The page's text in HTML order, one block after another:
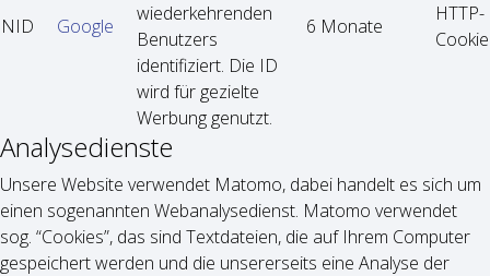
NID Google
wiederkehrenden
Benutzers
identifiziert. Die ID
wird für gezielte
Werbung genutzt.
6 Monate
HTTP-
Cookie
Analysedienste
Unsere Website verwendet Matomo, dabei handelt es sich um
einen sogenannten Webanalysedienst. Matomo verwendet
sog. “Cookies”, das sind Textdateien, die auf Ihrem Computer
gespeichert werden und die unsererseits eine Analyse der